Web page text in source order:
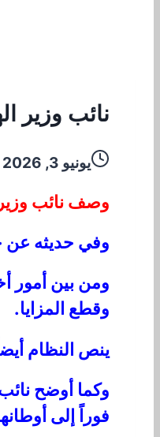
نائب وزير
يونيو 3, 2026 2:41 م
وصف نائب وزير
وفي حديثه عن
ومن بين أمور
وقطع المزايا.
ينص النظام
وكما أوضح
فوراً إلى